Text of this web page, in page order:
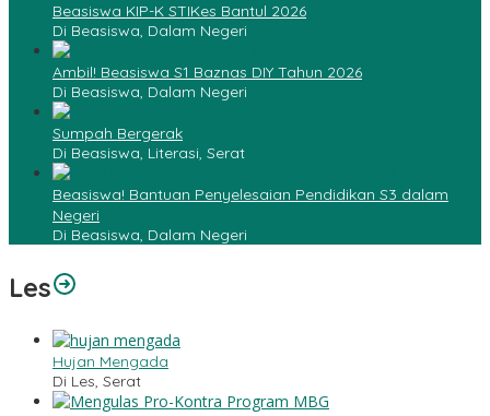
Beasiswa KIP-K STIKes Bantul 2026
Di Beasiswa, Dalam Negeri
Ambil! Beasiswa S1 Baznas DIY Tahun 2026
Di Beasiswa, Dalam Negeri
Sumpah Bergerak
Di Beasiswa, Literasi, Serat
Beasiswa! Bantuan Penyelesaian Pendidikan S3 dalam
Negeri
Di Beasiswa, Dalam Negeri
Les
Hujan Mengada
Di Les, Serat